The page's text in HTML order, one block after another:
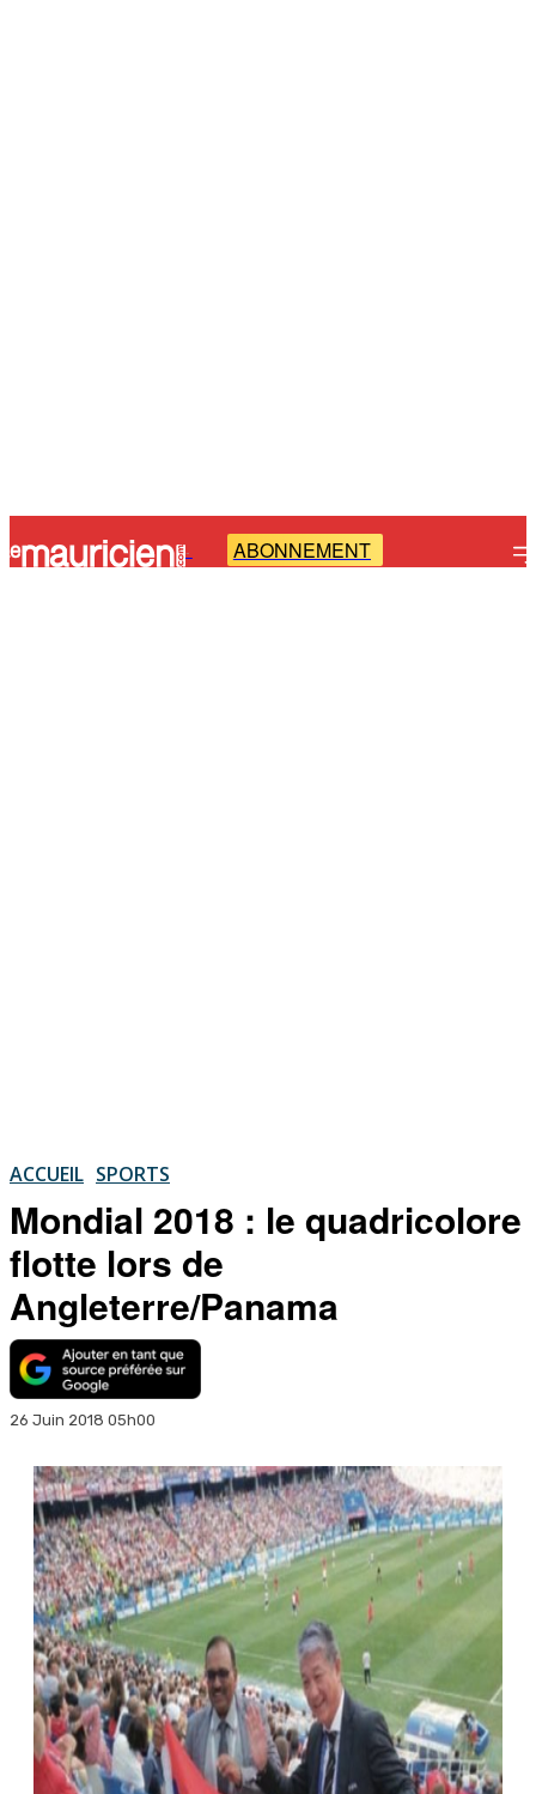
- ABONNEMENT
ACCUEIL SPORTS
Mondial 2018 : le quadricolore
flotte lors de
Angleterre/Panama
26 Juin 2018 05h00